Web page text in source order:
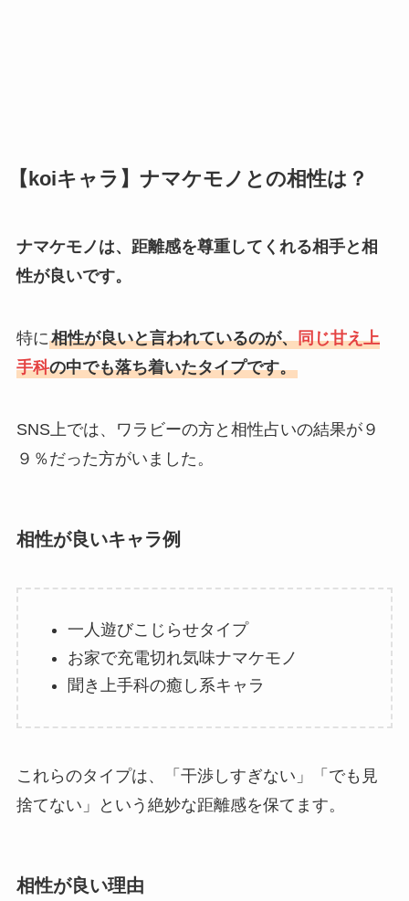
【koiキャラ】ナマケモノとの相性は？
ナマケモノは、距離感を尊重してくれる相手と相
性が良いです。
特に相性が良いと言われているのが、同じ甘え上
手科の中でも落ち着いたタイプです。
SNS上では、ワラビーの方と相性占いの結果が９
９％だった方がいました。
相性が良いキャラ例
一人遊びこじらせタイプ
お家で充電切れ気味ナマケモノ
聞き上手科の癒し系キャラ
これらのタイプは、「干渉しすぎない」「でも見
捨てない」という絶妙な距離感を保てます。
相性が良い理由